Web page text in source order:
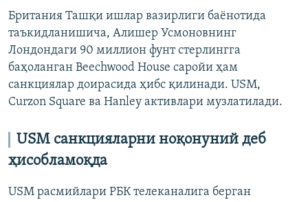
Британия Ташқи ишлар вазирлиги баёнотида
таъкидланишича, Алишер Усмоновнинг
Лондондаги 90 миллион фунт стерлингга
баҳоланган Beechwood House саройи ҳам
санкциялар доирасида ҳибс қилинади. USM,
Curzon Square ва Hanley активлари музлатилади.
USM санкцияларни ноқонуний деб
ҳисобламоқда
USM расмийлари РБК телеканалига берган